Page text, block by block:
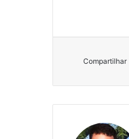
Compartilhar